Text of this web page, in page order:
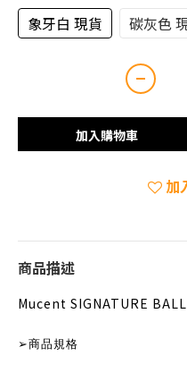
象牙白 現貨 碳灰色
加入購物車
加
商品描述
Mucent SIGNATURE
➢商品規格